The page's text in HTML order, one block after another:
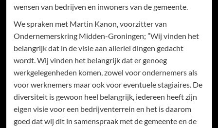
wensen van bedrijven en inwoners van de gemeente.
We spraken met Martin Kanon, voorzitter van
Ondernemerskring Midden-Groningen; ”Wij vinden het
belangrijk dat in de visie aan allerlei dingen gedacht
wordt. Wij vinden het belangrijk dat er genoeg
werkgelegenheden komen, zowel voor ondernemers als
voor werknemers maar ook voor eventuele stagiaires. De
diversiteit is gewoon heel belangrijk, iedereen heeft zijn
eigen visie voor een bedrijventerrein en het is daarom
goed dat wij dit in samenspraak met de gemeente en de